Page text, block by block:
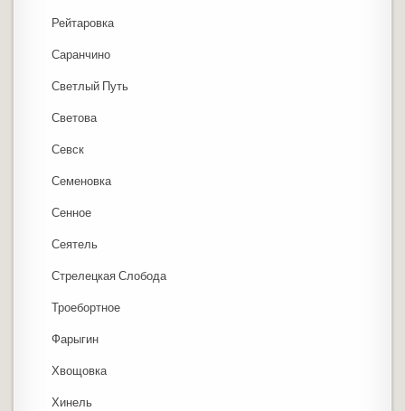
Рейтаровка
Саранчино
Светлый Путь
Светова
Севск
Семеновка
Сенное
Сеятель
Стрелецкая Слобода
Троебортное
Фарыгин
Хвощовка
Хинель